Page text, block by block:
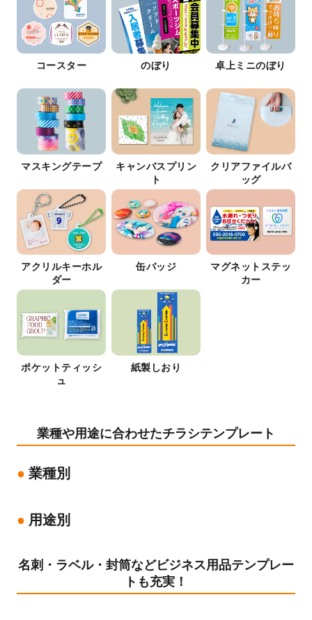
コースター のぼり 卓上ミニのぼり
マスキングテープ
キャンバスプリン
ト
クリアファイルバ
ッグ
アクリルキーホル
ダー
缶バッジ
マグネットステッ
カー
ポケットティッシ
ュ
紙製しおり
業種や用途に合わせたチラシテンプレート
業種別
用途別
名刺・ラベル・封筒などビジネス用品テンプレー
トも充実！